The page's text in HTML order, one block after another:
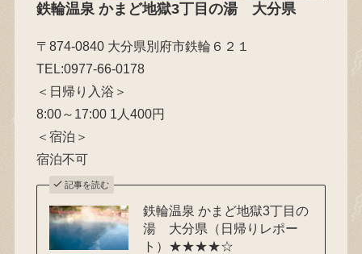
鉄輪温泉 かまど地獄3丁目の湯 大分県
〒874-0840 大分県別府市鉄輪６２１
TEL:0977-66-0178
＜日帰り入浴＞
8:00～17:00 1人400円
＜宿泊＞
宿泊不可
記事を読む
鉄輪温泉 かまど地獄3丁目の
湯 大分県（日帰りレポー
ト）★★★★☆